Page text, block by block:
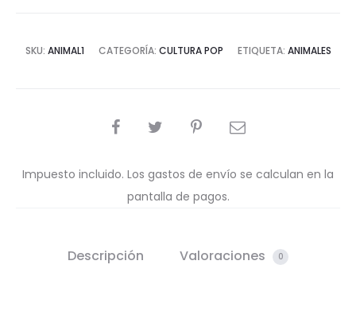
SKU: ANIMAL1 CATEGORÍA: CULTURA POP ETIQUETA: ANIMALES
COMPARTIR
Impuesto incluido. Los gastos de envío se calculan en la
pantalla de pagos.
Descripción Valoraciones 0